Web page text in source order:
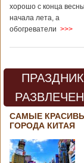
хорошо с конца
начала лета, а
обогреватели >>>
САМЫЕ
ГОРОДА КИТАЯ